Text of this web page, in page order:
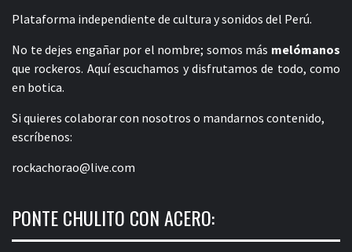
Plataforma independiente de cultura y sonidos del Perú.
No te dejes engañar por el nombre; somos más melómanos
que rockeros. Aquí escuchamos y disfrutamos de todo, como
en botica.
Si quieres colaborar con nosotros o mandarnos contenido,
escríbenos:
rockachorao@live.com
PONTE CHULITO CON ACERO: